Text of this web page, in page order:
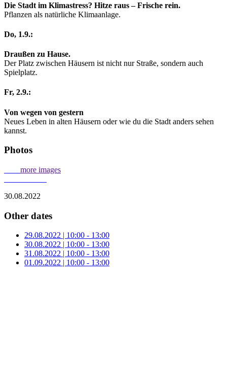
Die Stadt im Klimastress? Hitze raus – Frische rein.
Pflanzen als natürliche Klimaanlage.
Do, 1.9.:
Draußen zu Hause.
Der Platz zwischen Häusern ist nicht nur Straße, sondern auch
Spielplatz.
Fr, 2.9.:
Von wegen von gestern
Neues Leben in alten Häusern oder wie du die Stadt anders sehen
kannst.
Photos
more images
30.08.2022
Other dates
29.08.2022 | 10:00 - 13:00
30.08.2022 | 10:00 - 13:00
31.08.2022 | 10:00 - 13:00
01.09.2022 | 10:00 - 13:00